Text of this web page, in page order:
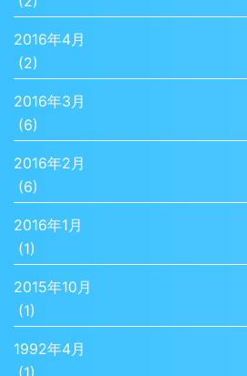
2016年4月
(2)
2016年3月
(6)
2016年2月
(6)
2016年1月
(1)
2015年10月
(1)
1992年4月
(1)